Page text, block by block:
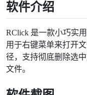
软件介绍
RClick 是一款小巧实
用于右键菜单来打开
径，支持彻底删除选
文件。